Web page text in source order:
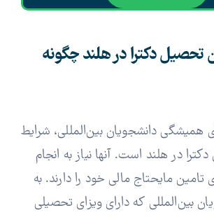
تحصیل دکترا در هلند چگونه
همیشگی دانشجویان بین‌المللی، شرایط
در هلند است. آنها نیاز به انجام
تامین مایحتاج مالی خود را دارند. به
بین‌المللی که دارای ویزای تحصیلی